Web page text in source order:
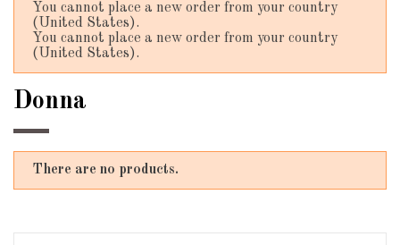
You cannot place a new order from your country
(United States).
You cannot place a new order from your country
(United States).
Donna
There are no products.